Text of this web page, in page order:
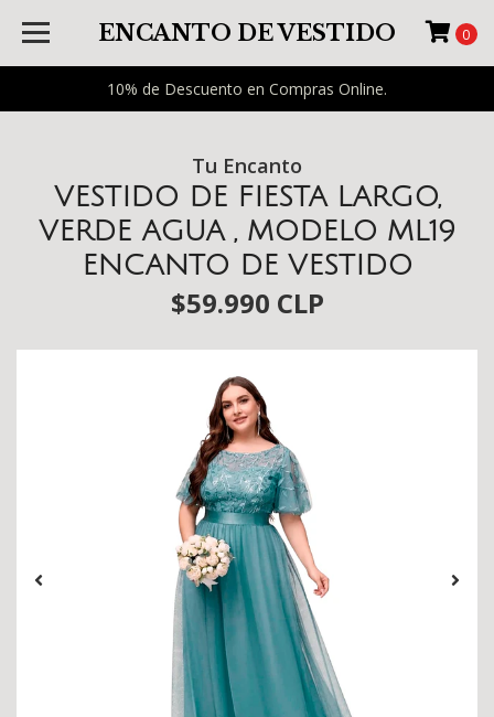
10% de Descuento en Compras Online.
ENCANTO DE VESTIDO 0
Tu Encanto
VESTIDO DE FIESTA LARGO,
VERDE AGUA , MODELO ML19
ENCANTO DE VESTIDO
$59.990 CLP